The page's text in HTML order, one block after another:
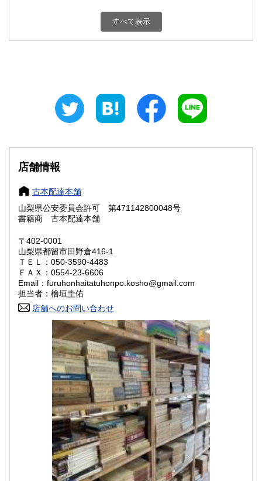
800円 富山県
800円 三重県
大阪府
奈良県
鳥取県 800円 島根県
岡山県
山口県 800円
香川県 800円 愛媛県
高知県 800円
800円 長崎県
800円 大分県
800円 鹿児島県
1,500円
すべて表示
店舗情報
古本配達本舗
山梨県公安委員会許可 第471142800048号
書籍商 古本配達本舗
〒402-0001
山梨県都留市田野倉416-1
ＴＥＬ：050-3590-4483
ＦＡＸ：0554-23-6606
Email：furuhonhaitatuhonpo.kosho@gmail.com
担当者：檜垣圭佑
店舗へのお問い合わせ